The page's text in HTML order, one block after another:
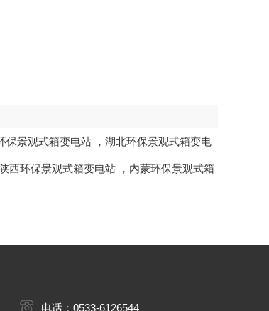
保景观式箱变电站 ， 湖北环保景观式箱变电
陕西环保景观式箱变电站 ， 内蒙环保景观式箱
电话：0533-6126544